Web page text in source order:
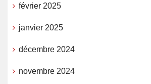
février 2025
janvier 2025
décembre 2024
novembre 2024